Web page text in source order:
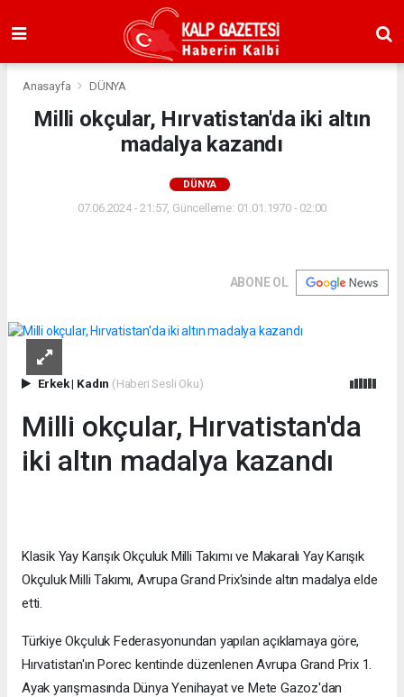
Anasayfa DÜNYA
Milli okçular, Hırvatistan'da iki altın
madalya kazandı
DÜNYA
07.06.2024 - 21:57, Güncelleme: 01.01.1970 - 02:00
ABONE OL
Erkek| Kadın (Haberi Sesli Oku)
Milli okçular, Hırvatistan'da
iki altın madalya kazandı
Klasik Yay Karışık Okçuluk Milli Takımı ve Makaralı Yay Karışık
Okçuluk Milli Takımı, Avrupa Grand Prix'sinde altın madalya elde
etti.
Türkiye Okçuluk Federasyonundan yapılan açıklamaya göre,
Hırvatistan'ın Porec kentinde düzenlenen Avrupa Grand Prix 1.
Ayak yarışmasında Dünya Yenihayat ve Mete Gazoz'dan